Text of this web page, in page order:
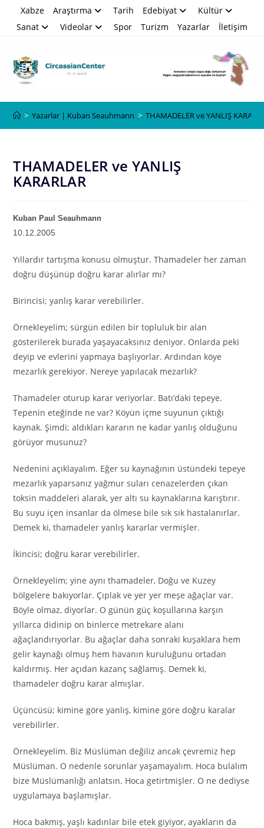
Xabze Araştırma Tarih Edebiyat
Kültür
Sanat
Videolar Spor Turizm Yazarlar İletişim
> Yazarlar | Kuban Seauhmann > THAMADELER ve YANLIŞ
THAMADELER ve YANLIŞ
KARARLAR
Kuban Paul Seauhmann
10.12.2005
Yıllardır tartışma konusu olmuştur. Thamadeler her zaman
doğru düşünüp doğru karar alırlar mı?
Birincisi; yanlış karar verebilirler.
Örnekleyelim; sürgün edilen bir topluluk bir alan
gösterilerek burada yaşayacaksınız deniyor. Onlarda peki
deyip ve evlerini yapmaya başlıyorlar. Ardından köye
mezarlık gerekiyor. Nereye yapılacak mezarlık?
Thamadeler oturup karar veriyorlar. Batı’daki tepeye.
Tepenin eteğinde ne var? Köyün içme suyunun çıktığı
kaynak. Şimdi; aldıkları kararın ne kadar yanlış olduğunu
görüyor musunuz?
Nedenini açıklayalım. Eğer su kaynağının üstündeki tepeye
mezarlık yaparsanız yağmur suları cenazelerden çıkan
toksin maddeleri alarak, yer altı su kaynaklarına karıştırır.
Bu suyu içen insanlar da ölmese bile sık sık hastalanırlar.
Demek ki, thamadeler yanlış kararlar vermişler.
İkincisi; doğru karar verebilirler.
Örnekleyelim; yine aynı thamadeler, Doğu ve Kuzey
bölgelere bakıyorlar. Çıplak ve yer yer meşe ağaçlar var.
Böyle olmaz, diyorlar. O günün güç koşullarına karşın
yıllarca didinip on binlerce metrekare alanı
ağaçlandırıyorlar. Bu ağaçlar daha sonraki kuşaklara hem
gelir kaynağı olmuş hem havanın kuruluğunu ortadan
kaldırmış. Her açıdan kazanç sağlamış. Demek ki,
thamadeler doğru karar almışlar.
Üçüncüsü; kimine göre yanlış, kimine göre doğru karalar
verebilirler.
Örnekleyelim. Biz Müslüman değiliz ancak çevremiz hep
Müslüman. O nedenle sorunlar yaşamayalım. Hoca bulalım
bize Müslümanlığı anlatsın. Hoca getirtmişler. O ne dediyse
uygulamaya başlamışlar.
Hoca bakmış, yaşlı kadınlar bile etek giyiyor, ayakların da